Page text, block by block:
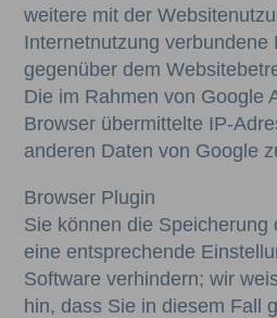
weitere mit der
Internetnutzung verbundene
gegenüber dem
Die im Rahmen von Google
Browser übermittelte IP-
anderen Daten von Google
Browser Plugin
Sie können die Speicherung
eine entsprechende
Software verhindern; wir
hin, dass Sie in diesem Fall